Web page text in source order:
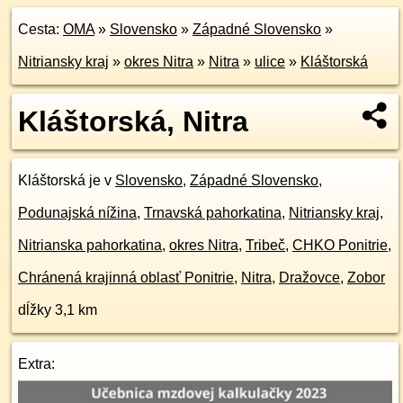
Cesta: OMA» Slovensko » Západné Slovensko »
Nitriansky kraj » okres Nitra » Nitra » ulice » Kláštorská
Kláštorská, Nitra
Kláštorská je v Slovensko, Západné Slovensko,
Podunajská nížina, Trnavská pahorkatina, Nitriansky kraj,
Nitrianska pahorkatina, okres Nitra, Tribeč, CHKO Ponitrie,
Chránená krajinná oblasť Ponitrie, Nitra, Dražovce, Zobor
dĺžky 3,1 km
Extra: